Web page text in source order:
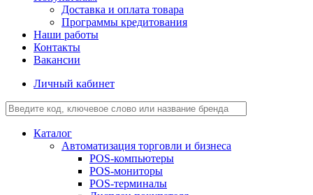
Доставка и оплата товара
Программы кредитования
Наши работы
Контакты
Вакансии
Личный кабинет
Каталог
Автоматизация торговли и бизнеса
POS-компьютеры
POS-мониторы
POS-терминалы